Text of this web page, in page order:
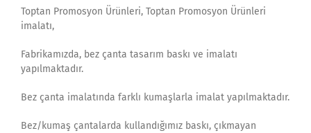
Toptan Promosyon Ürünleri, Toptan Promosyon Ürünleri
imalatı,
Fabrikamızda, bez çanta tasarım baskı ve imalatı
yapılmaktadır.
Bez çanta imalatında farklı kumaşlarla imalat yapılmaktadır.
Bez/kumaş çantalarda kullandığımız baskı, çıkmayan